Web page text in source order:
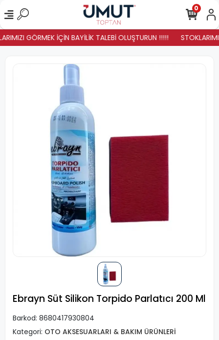
GÖRMEK İÇİN BAYİLİK TALEBİ OLUŞTURUN !!!!!
0
Ebrayn Süt Silikon Torpido Parlatıcı 200 Ml
Barkod: 8680417930804
Kategori: OTO AKSESUARLARI & BAKIM ÜRÜNLERİ